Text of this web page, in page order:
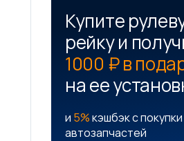
Купите
рейку и
1000 ₽ в
на ее
и 5%кэшбэк с покупки
автозапчастей